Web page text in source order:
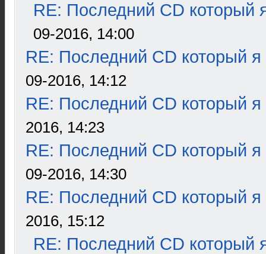
RE: Последний CD который
09-2016, 14:00
RE: Последний CD который я
09-2016, 14:12
RE: Последний CD который я
2016, 14:23
RE: Последний CD который я
09-2016, 14:30
RE: Последний CD который я
2016, 15:12
RE: Последний CD который